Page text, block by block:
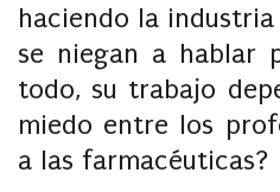
haciendo la
se niegan a hablar
todo, su trabajo
miedo entre los
a las farmacéuticas?